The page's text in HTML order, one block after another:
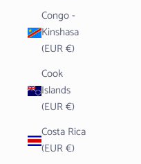
Congo -
Kinshasa
(EUR €)
Cook
Islands
(EUR €)
Costa Rica
(EUR €)